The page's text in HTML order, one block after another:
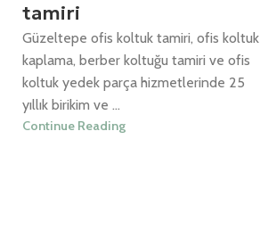
tamiri
Güzeltepe ofis koltuk tamiri, ofis koltuk
kaplama, berber koltuğu tamiri ve ofis
koltuk yedek parça hizmetlerinde 25
yıllık birikim ve ...
Continue Reading